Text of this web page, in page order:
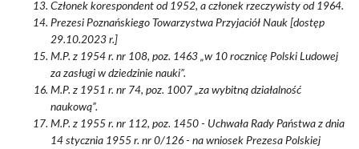
Członek korespondent od 1952, a członek rzeczywisty od 1964.
Prezesi Poznańskiego Towarzystwa Przyjaciół Nauk [dostęp
29.10.2023 r.]
M.P. z 1954 r. nr 108, poz. 1463 „w 10 rocznicę Polski Ludowej
za zasługi w dziedzinie nauki”.
M.P. z 1951 r. nr 74, poz. 1007 „za wybitną działalność
naukową”.
M.P. z 1955 r. nr 112, poz. 1450 - Uchwała Rady Państwa z dnia
14 stycznia 1955 r. nr 0/126 - na wniosek Prezesa Polskiej